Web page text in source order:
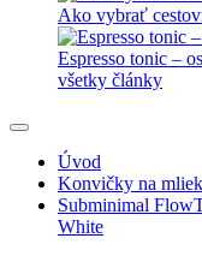
Ako vybrať
Espresso tonic –
všetky články
Úvod
Konvičky na
Subminimal
White